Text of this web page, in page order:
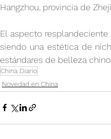
Hangzhou, provincia de
El aspecto resplandeciente
siendo una estética de
estándares de belleza
China Diario
Novedad en China